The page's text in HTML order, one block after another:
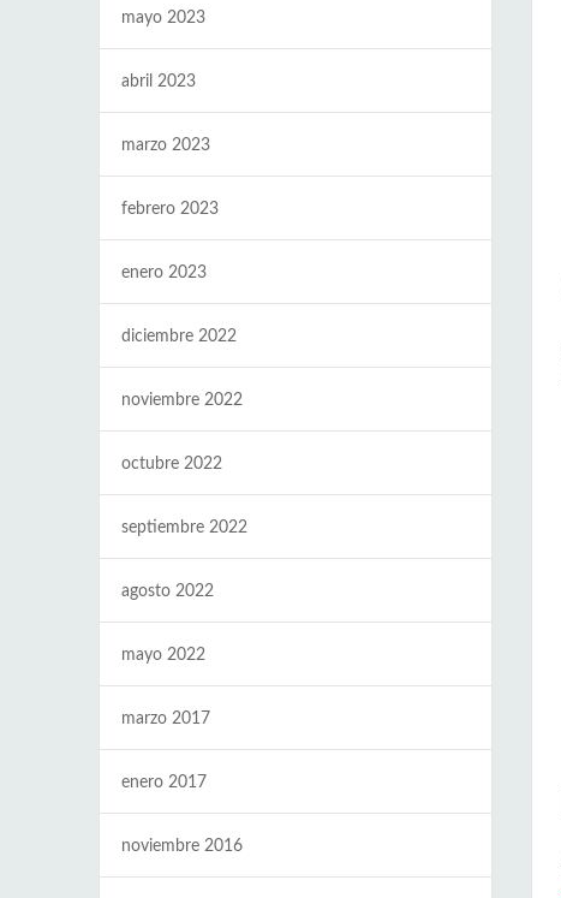
mayo 2023
abril 2023
marzo 2023
febrero 2023
enero 2023
diciembre 2022
noviembre 2022
octubre 2022
septiembre 2022
agosto 2022
mayo 2022
marzo 2017
enero 2017
noviembre 2016